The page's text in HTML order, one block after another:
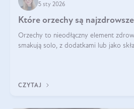
5 sty 2026
Które orzechy są
Orzechy to nieodłączny element
smakują solo, z dodatkami lub jako
CZYTAJ